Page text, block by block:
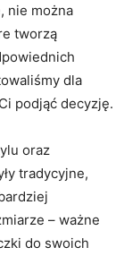
nie⁢ można
tworzą
dla
⁢podjąć ⁣decyzję.
oraz
tradycyjne,
– ważne‍
‌do‌ swoich